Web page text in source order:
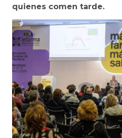
quienes comen tarde.